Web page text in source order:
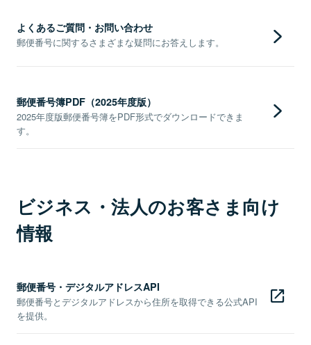
よくあるご質問・お問い合わせ
郵便番号に関するさまざまな疑問にお答えします。
郵便番号簿PDF（2025年度版）
2025年度版郵便番号簿をPDF形式でダウンロードできま
す。
ビジネス・法人のお客さま向け
情報
郵便番号・デジタルアドレスAPI
郵便番号とデジタルアドレスから住所を取得できる公式API
を提供。